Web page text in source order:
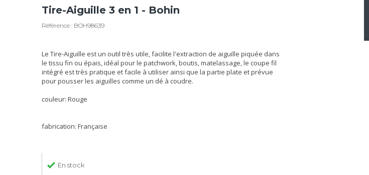
Tire-Aiguille 3 en 1 - Bohin
Référence : BOH98639
Le Tire-Aiguille est un outil très utile, facilite l'extraction de aiguille piquée dans
le tissu fin ou épais, idéal pour le patchwork, boutis, matelassage, le coupe fil
intégré est très pratique et facile à utiliser ainsi que la partie plate et prévue
pour pousser les aiguilles comme un dé à coudre.
couleur: Rouge
fabrication: Française
En stock